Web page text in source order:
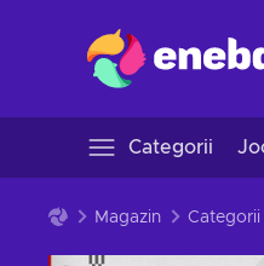
Categorii
Magazin Categorii